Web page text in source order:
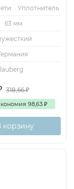
Уплотнитель
63 мм
318,66₽
98,63 ₽
корзину